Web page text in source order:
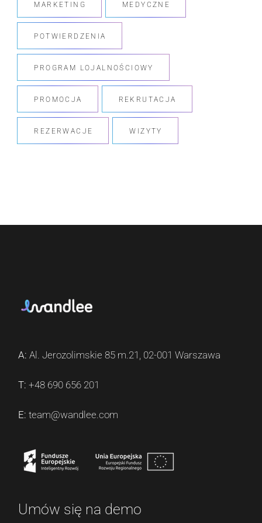
MARKETING MEDYCZNE
POTWIERDZENIA
PROGRAM LOJALNOŚCIOWY
PROMOCJA REKRUTACJA
REZERWACJE WIZYTY
A:Al. Jerozolimskie 85 m.21, 02-001 Warszawa
T:+48 690 656 201
E:team@wandlee.com
Umów się na demo